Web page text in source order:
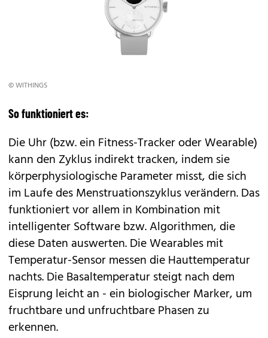
© WITHINGS
So funktioniert es:
Die Uhr (bzw. ein Fitness-Tracker oder Wearable)
kann den Zyklus indirekt tracken, indem sie
körperphysiologische Parameter misst, die sich
im Laufe des Menstruationszyklus verändern. Das
funktioniert vor allem in Kombination mit
intelligenter Software bzw. Algorithmen, die
diese Daten auswerten. Die Wearables mit
Temperatur-Sensor messen die Hauttemperatur
nachts. Die Basaltemperatur steigt nach dem
Eisprung leicht an - ein biologischer Marker, um
fruchtbare und unfruchtbare Phasen zu
erkennen.